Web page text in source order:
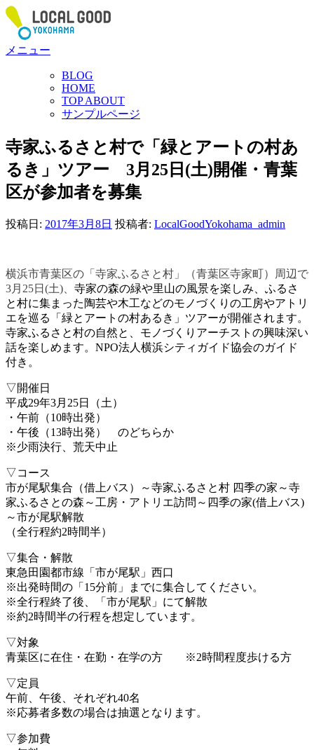
コ
ン
ン
プ
メニュー
BLOG
HOME
TOP ABOUT
サンプルページ
寺家ふるさと村で「緑とアートの村あ
るき」ツアー 3月25日(土)開催・青葉
区が参加者を募集
投稿日: 2017年3月8日 投稿者: LocalGoodYokohama_admin
横浜市青葉区の「寺家ふるさと村」（青葉区寺家町）周辺で
3月25日(土)、 寺家の森の緑や里山の風景を楽しみ、ふるさ
と村に集まった陶芸や木工などのモノづくりの工房やアトリ
エを巡る「緑とアートの村あるき」ツアーが開催されます。
寺家ふるさと村の自然と、モノづくりアーチストの興味深い
話を楽しめます。NPO法人横浜シティガイド協会のガイド
付き。
▽開催日
平成29年3月25日（土）
・午前（10時出発）
・午後（13時出発） のどちらか
※少雨決行、荒天中止
▽コース
市が尾駅集合（借上バス）～寺家ふるさと村 四季の家～寺
家ふるさとの森～工房・アトリエ訪問～四季の家(借上バス)
～市が尾駅解散
（全行程約2時間半）
▽集合・解散
東急田園都市線「市が尾駅」西口
※出発時間の「15分前」までに集合してください。
※全行程終了後、「市が尾駅」にて解散
※約2時間半の行程を想定しています。
▽対象
青葉区に在住・在勤・在学の方 ※2時間程度歩ける方
▽定員
午前、午後、それぞれ40名
※応募者多数の場合は抽選となります。
▽参加費